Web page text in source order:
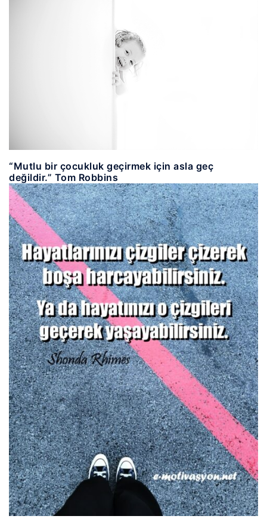
“Mutlu bir çocukluk geçirmek için asla geç
değildir.” Tom Robbins